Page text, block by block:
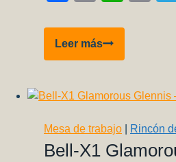
Leer másPrimer
vuelo
de
4
añitos…
Mesa de trabajo Rincón
Bell-X1